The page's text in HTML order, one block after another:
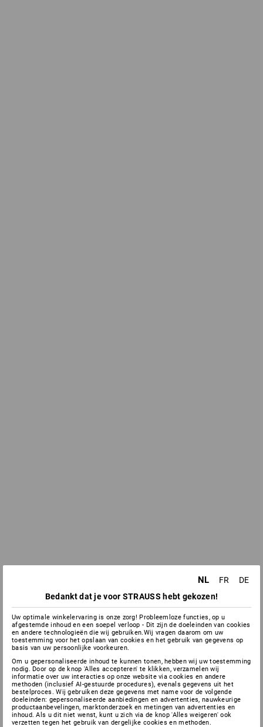
NL FR
DE
Bedankt dat je voor STRAUSS hebt gekozen!
Uw optimale winkelervaring is onze zorg! Probleemloze functies, op u
afgestemde inhoud en een soepel verloop - Dit zijn de doeleinden van cookies
en andere technologieën die wij gebruiken.Wij vragen daarom om uw
toestemming voor het opslaan van cookies en het gebruik van gegevens op
basis van uw persoonlijke voorkeuren.
Om u gepersonaliseerde inhoud te kunnen tonen, hebben wij uw toestemming
nodig. Door op de knop 'Alles accepteren' te klikken, verzamelen wij
informatie over uw interacties op onze website via cookies en andere
methoden (inclusief AI-gestuurde procedures), evenals gegevens uit het
bestelproces. Wij gebruiken deze gegevens met name voor de volgende
doeleinden: gepersonaliseerde aanbiedingen en advertenties, nauwkeurige
productaanbevelingen, marktonderzoek en metingen van advertenties en
inhoud. Als u dit niet wenst, kunt u zich via de knop 'Alles weigeren' ook
verzetten tegen het gebruik van dergelijke cookies en methoden.